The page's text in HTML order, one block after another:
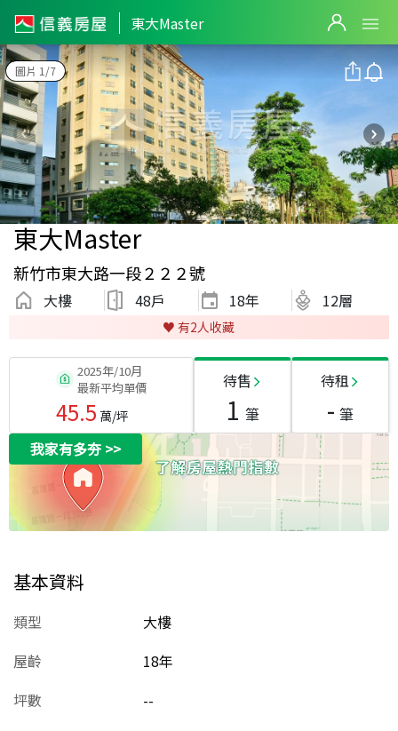
東大Master
圖片 1/7
東大Master
新竹市東大路一段２２２號
大樓 48戶 18年 12層
♥️ 有2人收藏
2025年/10月
最新平均單價
45.5 萬/坪
待售
1 筆
待租
- 筆
我家有多夯>>
基本資料
類型
大樓
屋齡
18年
坪數
--